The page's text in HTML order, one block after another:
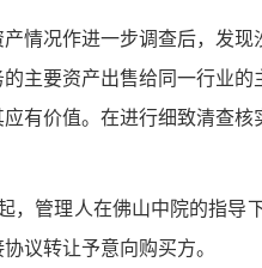
情况作进一步调查后，发
主要资产出售给同一行业
有价值。在进行细致清查
，管理人在佛山中院的指
议转让予意向购买方。